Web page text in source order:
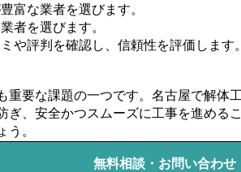
富な業者を選びます。
者を選びます。
や評判を確認し、信頼性を評価します。
重要な課題の一つです。名古屋で解体
、安全かつスムーズに工事を進める
。
無料相談・お問い合わせ